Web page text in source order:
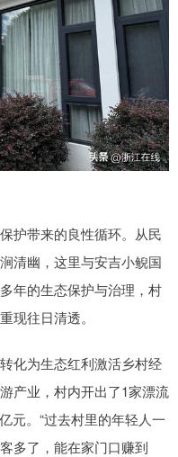
带来的良性循环。从民
清幽，这里与安吉小鲵国
年的生态保护与治理，村
现往日清透。
为生态红利激活乡村经
产业，村内开出了1家漂流
元。“过去村里的年轻人一
多了，能在家门口赚到